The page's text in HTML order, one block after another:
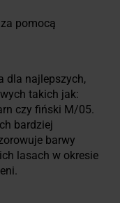
pomocą
dla najlepszych,
takich jak:
czy fiński M/05.
bardziej
barwy
lasach w okresie